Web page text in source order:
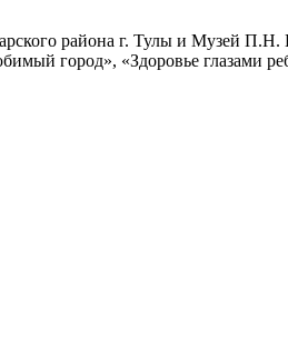
района г. Тулы и Музей
город», «Здоровье глазами